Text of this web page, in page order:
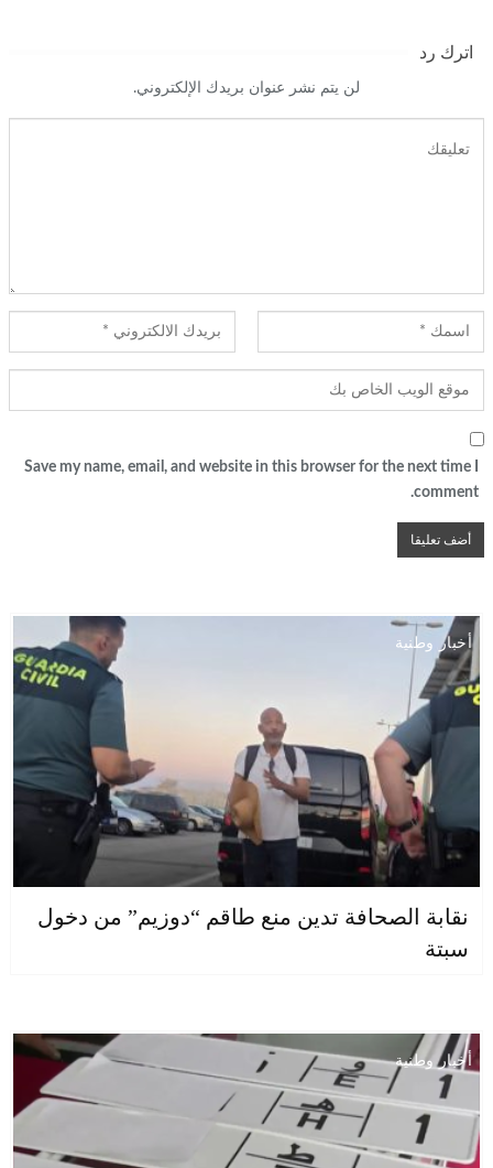
اترك رد
لن يتم نشر عنوان بريدك الإلكتروني.
Save my name, email, and website in this browser for the next time I
comment.
أخبار وطنية
نقابة الصحافة تدين منع طاقم “دوزيم” من دخول
سبتة
أخبار وطنية